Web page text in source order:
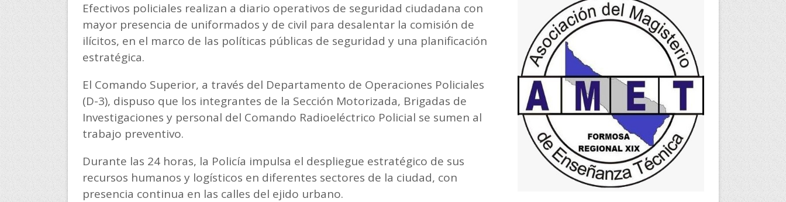
Efectivos policiales realizan a diario operativos de seguridad ciudadana con
mayor presencia de uniformados y de civil para desalentar la comisión de
ilícitos, en el marco de las políticas públicas de seguridad y una planificación
estratégica.
El Comando Superior, a través del Departamento de Operaciones Policiales
(D-3), dispuso que los integrantes de la Sección Motorizada, Brigadas de
Investigaciones y personal del Comando Radioeléctrico Policial se sumen al
trabajo preventivo.
Durante las 24 horas, la Policía impulsa el despliegue estratégico de sus
recursos humanos y logísticos en diferentes sectores de la ciudad, con
presencia continua en las calles del ejido urbano.